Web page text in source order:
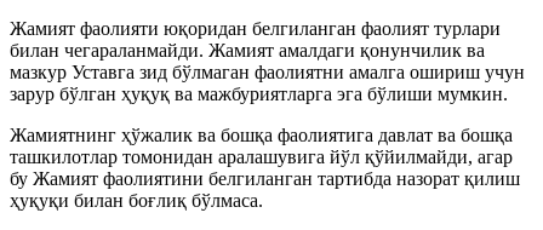
Жамият фаолияти юқоридан белгиланган фаолият турлари
билан чегараланмайди. Жамият амалдаги қонунчилик ва
мазкур Уставга зид бўлмаган фаолиятни амалга ошириш учун
зарур бўлган ҳуқуқ ва мажбуриятларга эга бўлиши мумкин.
Жамиятнинг ҳўжалик ва бошқа фаолиятига давлат ва бошқа
ташкилотлар томонидан аралашувига йўл қўйилмайди, агар
бу Жамият фаолиятини белгиланган тартибда назорат қилиш
ҳуқуқи билан боғлиқ бўлмаса.